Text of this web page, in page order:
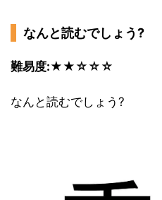
なんと読むでしょう?
難易度:★★☆☆☆
なんと読むでしょう?